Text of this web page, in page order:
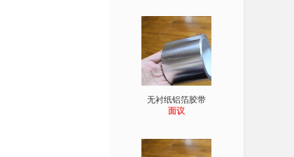
无衬纸铝箔胶带
面议